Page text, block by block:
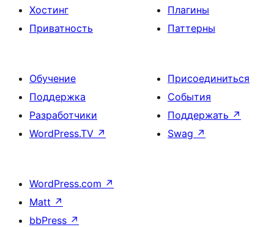
Хостинг
Приватность
Плагины
Паттерны
Обучение
Поддержка
Разработчики
WordPress.TV ↗
Присоединиться
События
Поддержать ↗
Swag ↗
WordPress.com ↗
Matt ↗
bbPress ↗